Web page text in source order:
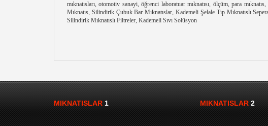
mıknatısları, otomotiv sanayi, öğrenci laboratuar mıknatısı, ölçüm, para
Mıknatıs, Silindirik Çubuk Bar Mıknatıslar, Kademeli Şelale Tıp Mıknatıslı
Silindirik Mıknatıslı Filtreler, Kademeli Sıvı Solüsyon
MIKNATISLAR1 MIKNATISLAR2